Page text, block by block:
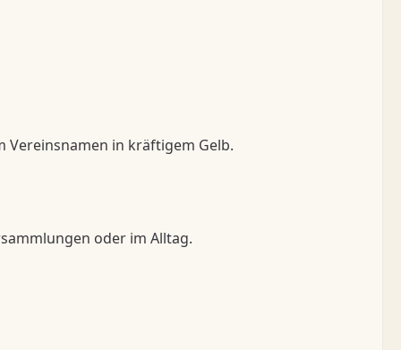
Vereinsnamen in kräftigem Gelb.
oder im Alltag.